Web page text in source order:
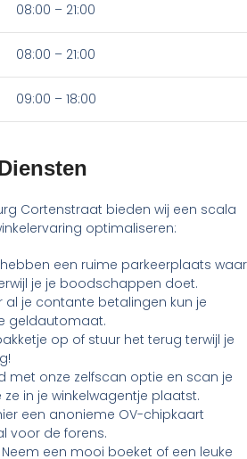
08:00 – 21:00
08:00 – 21:00
09:00 – 18:00
Cortenstraat bieden wij een scala
optimaliseren:
hebben een ruime parkeerplaats waar
je je boodschappen doet.
al je contante betalingen kun je
geldautomaat.
op of stuur het terug terwijl je
met onze zelfscan optie en scan je
in je winkelwagentje plaatst.
een anonieme OV-chipkaart
voor de forens.
een mooi boeket of een leuke